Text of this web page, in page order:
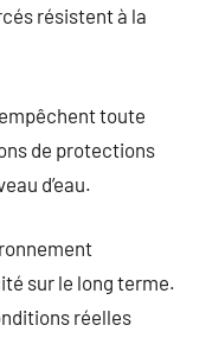
résistent à la
toute
de protections
d’eau.
sur le long terme.
réelles